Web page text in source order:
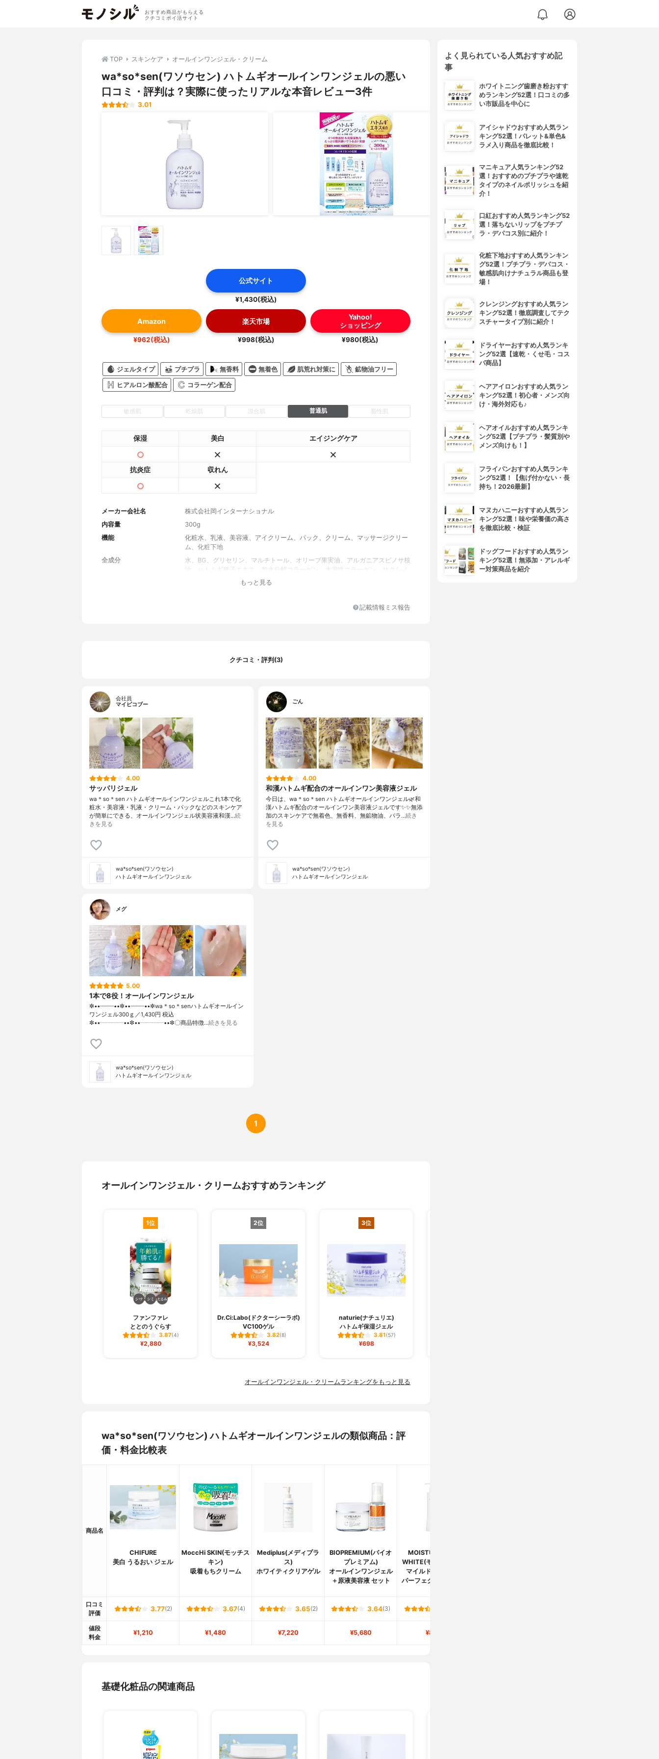
おすすめ商品がもらえる
クチコミポイ活サイト
TOP スキンケア オールインワンジェル・クリーム
wa*so*sen(ワソウセン) ハトムギオールインワンジェルの悪い
口コミ・評判は？実際に使ったリアルな本音レビュー3件
3.01
公式サイト
¥1,430(税込)
Amazon
¥962(税込)
楽天市場
¥998(税込)
Yahoo!
ショッピング
¥980(税込)
ジェルタイプ プチプラ 無香料 無着色 肌荒れ対策に 鉱物油フリー
ヒアルロン酸配合 コラーゲン配合
敏感肌 乾燥肌 混合肌 普通肌 脂性肌
保湿 美白 エイジングケア
抗炎症 収れん
メーカー会社名
株式会社岡インターナショナル
内容量
300g
機能
化粧水、乳液、美容液、アイクリーム、パック、クリーム、マッサージクリー
ム、化粧下地
全成分
水、BG、グリセリン、マルチトール、オリーブ果実油、アルガニアスピノサ核
油、ハトムギ種子エキス、加水分解コラーゲン、水溶性コラーゲン、サクシノ
イルアテロコラーゲン、ヒアルロン酸Na、モモ葉エキス、グリチルリチン酸2
酸4Na、水酸化Na、フェノキシエタノール、ヘチルヘキシルグリセリン
もっと見る
記載情報ミス報告
クチコミ・評判(3)
会社員
マイピコブー
4.00
サッパリジェル
wa＊so＊sen ハトムギオールインワンジェルこれ1本で化
粧水・美容液・乳液・クリーム・パックなどのスキンケア
が簡単にできる、オールインワンジェル状美容液和漢…続
きを見る
wa*so*sen(ワソウセン)
ハトムギオールインワンジェル
ごん
4.00
和漢ハトムギ配合のオールインワン美容液ジェル
今日は、wa＊so＊sen ハトムギオールインワンジェル🌿和
漢ハトムギ配合のオールインワン美容液ジェルです✨✨無添
加のスキンケアで無着色、無香料、無鉱物油、パラ…続き
を見る
wa*so*sen(ワソウセン)
ハトムギオールインワンジェル
メグ
5.00
1本で8役！オールインワンジェル
✼••┈┈┈┈••✼••┈┈┈┈••✼wa＊so＊senハトムギオールイン
ワンジェル300ｇ／1,430円 税込
✼••┈┈┈┈••✼••┈┈┈┈••✼〇商品特徴…続きを見る
wa*so*sen(ワソウセン)
ハトムギオールインワンジェル
1
オールインワンジェル・クリームおすすめランキング
1位
ファンファレ
ととのうぐらす
3.87(4)
¥2,880
2位
Dr.Ci:Labo(ドクターシーラボ)
VC100ゲル
3.82(8)
¥3,524
3位
naturie(ナチュリエ)
ハトムギ保湿ジェル
3.81(57)
¥698
オールインワンジェル・クリームランキングをもっと見る
wa*so*sen(ワソウセン) ハトムギオールインワンジェルの類似商品：評
価・料金比較表
商品名
CHIFURE
美白 うるおい ジェル
MoccHi SKIN(モッチス
キン)
吸着もちクリーム
Mediplus(メディプラ
ス)
ホワイティクリアゲル
BIOPREMIUM(バイオ
プレミアム)
オールインワンジェル
＋原液美容液 セット
MOISTURE MILD
WHITE(モイスチュア
マイルド ホワイト)
パーフェクトエッセン
口コミ
評価
3.77(2) 3.67(4) 3.65(2) 3.64(3)
値段
料金
¥1,210 ¥1,480 ¥7,220 ¥5,680 ¥836
基礎化粧品の関連商品
よく見られている人気おすすめ記
事
ホワイトニング歯磨き粉おすす
めランキング52選！口コミの多
い市販品を中心に
アイシャドウおすすめ人気ラン
キング52選！パレット&単色&
ラメ入り商品を徹底比較！
マニキュア人気ランキング52
選！おすすめのプチプラや速乾
タイプのネイルポリッシュを紹
介！
口紅おすすめ人気ランキング52
選！落ちないリップをプチプ
ラ・デパコス別に紹介！
化粧下地おすすめ人気ランキン
グ52選！プチプラ・デパコス・
敏感肌向けナチュラル商品も登
場！
クレンジングおすすめ人気ラン
キング52選！徹底調査してテク
スチャータイプ別に紹介！
ドライヤーおすすめ人気ランキ
ング52選【速乾・くせ毛・コス
パ商品】
ヘアアイロンおすすめ人気ラン
キング52選！初心者・メンズ向
け・海外対応も♪
ヘアオイルおすすめ人気ランキ
ング52選【プチプラ・髪質別や
メンズ向けも！】
フライパンおすすめ人気ランキ
ング52選！【焦げ付かない・長
持ち！2026最新】
マヌカハニーおすすめ人気ラン
キング52選！味や栄養価の高さ
を徹底比較・検証
ドッグフードおすすめ人気ラン
キング52選！無添加・アレルギ
ー対策商品を紹介